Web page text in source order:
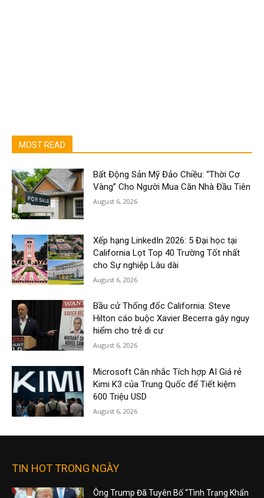
MOST READ
Bất Động Sản Mỹ Đảo Chiều: “Thời Cơ
Vàng” Cho Người Mua Căn Nhà Đầu Tiên
August 6, 2026
Xếp hạng LinkedIn 2026: 5 Đại học tại
California Lọt Top 40 Trường Tốt nhất
cho Sự nghiệp Lâu dài
August 6, 2026
Bầu cử Thống đốc California: Steve
Hilton cáo buộc Xavier Becerra gây nguy
hiểm cho trẻ di cư
August 6, 2026
Microsoft Cân nhắc Tích hợp AI Giá rẻ
Kimi K3 của Trung Quốc để Tiết kiệm
600 Triệu USD
August 6, 2026
TIN HOT TRONG NGÀY
Ông Trump Đã Tuyên Bố “Tình Trạng Khẩn